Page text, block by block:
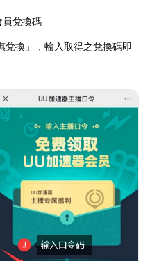
員兌換碼
兌換」，輸入取得之兌換碼即